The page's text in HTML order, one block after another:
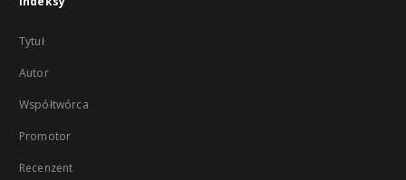
Tytuł
Autor
Współtwórca
Promotor
Recenzent